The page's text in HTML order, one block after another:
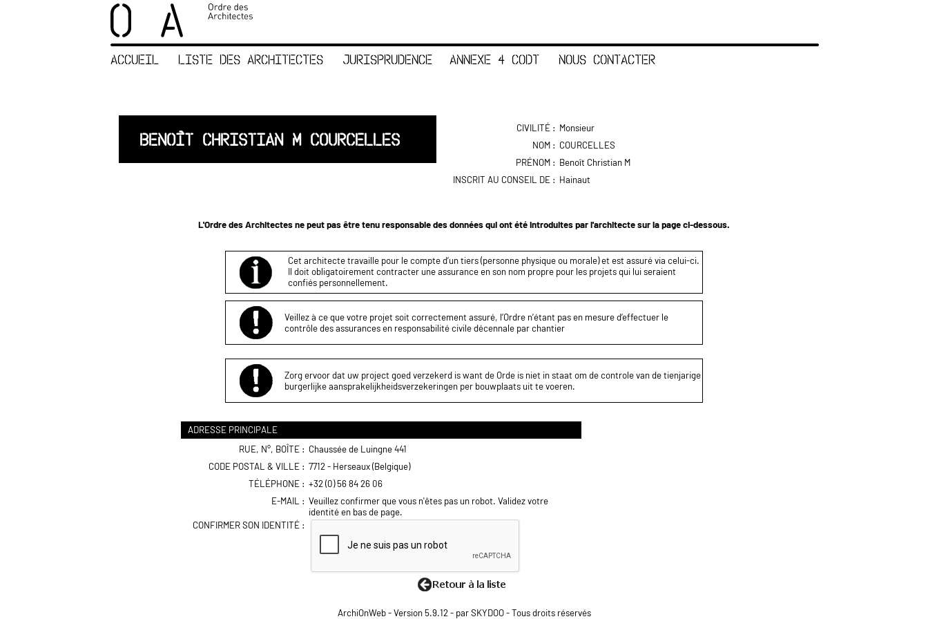
ACCUEIL LISTE DES ARCHITECTES JURISPRUDENCE ANNEXE 4 CODT NOUS CONTACTER
BENOÎT CHRISTIAN M COURCELLES
CIVILITÉ : Monsieur
NOM : COURCELLES
PRÉNOM : Benoît Christian M
INSCRIT AU CONSEIL DE : Hainaut
L'Ordre des Architectes ne peut pas être tenu responsable des données qui ont été introduites par l'architecte sur la page ci-dessous.
Cet architecte travaille pour le compte d’un tiers (personne physique ou morale) et est assuré via celui-ci.
Il doit obligatoirement contracter une assurance en son nom propre pour les projets qui lui seraient
confiés personnellement.
Veillez à ce que votre projet soit correctement assuré, l’Ordre n’étant pas en mesure d’effectuer le
contrôle des assurances en responsabilité civile décennale par chantier
Zorg ervoor dat uw project goed verzekerd is want de Orde is niet in staat om de controle van de tienjarige
burgerlijke aansprakelijkheidsverzekeringen per bouwplaats uit te voeren.
ADRESSE PRINCIPALE
RUE, N°, BOÎTE : Chaussée de Luingne 441
CODE POSTAL & VILLE : 7712 - Herseaux (Belgique)
TÉLÉPHONE : +32 (0) 56 84 26 06
E-MAIL : Veuillez confirmer que vous n'êtes pas un robot. Validez votre
identité en bas de page.
CONFIRMER SON IDENTITÉ :
ArchiOnWeb - Version 5.9.12 - par SKYDOO - Tous droits réservés